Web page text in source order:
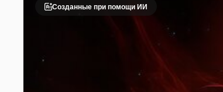
Созданные при помощи ИИ